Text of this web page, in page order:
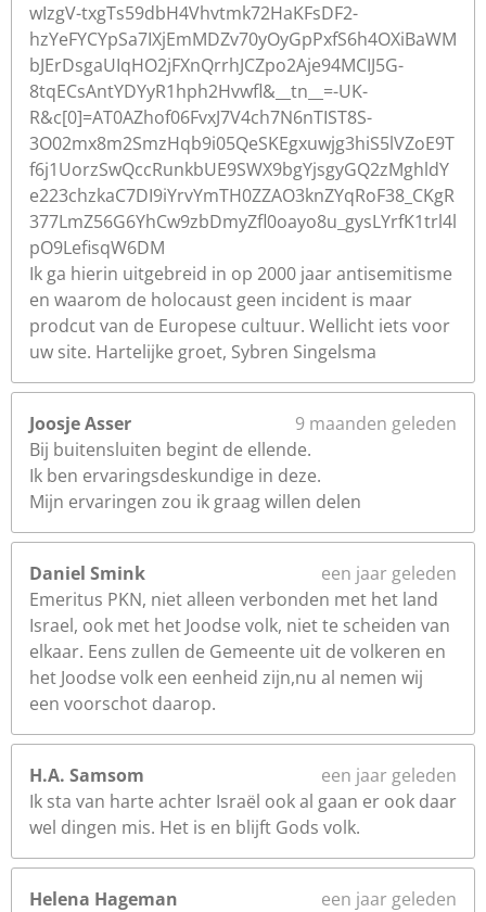
wIzgV-txgTs59dbH4Vhvtmk72HaKFsDF2-
hzYeFYCYpSa7IXjEmMDZv70yOyGpPxfS6h4OXiBaWM
bJErDsgaUIqHO2jFXnQrrhJCZpo2Aje94MCIJ5G-
8tqECsAntYDYyR1hph2Hvwfl&__tn__=-UK-
R&c[0]=AT0AZhof06FvxJ7V4ch7N6nTIST8S-
3O02mx8m2SmzHqb9i05QeSKEgxuwjg3hiS5lVZoE9T
f6j1UorzSwQccRunkbUE9SWX9bgYjsgyGQ2zMghldY
e223chzkaC7DI9iYrvYmTH0ZZAO3knZYqRoF38_CKgR
377LmZ56G6YhCw9zbDmyZfl0oayo8u_gysLYrfK1trl4l
pO9LefisqW6DM
Ik ga hierin uitgebreid in op 2000 jaar antisemitisme
en waarom de holocaust geen incident is maar
prodcut van de Europese cultuur. Wellicht iets voor
uw site. Hartelijke groet, Sybren Singelsma
Joosje Asser
9 maanden geleden
Bij buitensluiten begint de ellende.
Ik ben ervaringsdeskundige in deze.
Mijn ervaringen zou ik graag willen delen
Daniel Smink
een jaar geleden
Emeritus PKN, niet alleen verbonden met het land
Israel, ook met het Joodse volk, niet te scheiden van
elkaar. Eens zullen de Gemeente uit de volkeren en
het Joodse volk een eenheid zijn,nu al nemen wij
een voorschot daarop.
H.A. Samsom
een jaar geleden
Ik sta van harte achter Israël ook al gaan er ook daar
wel dingen mis. Het is en blijft Gods volk.
Helena Hageman
een jaar geleden